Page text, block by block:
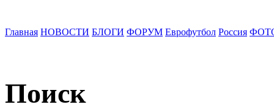
Главная НОВОСТИ БЛОГИ ФОРУМ Еврофутбол Россия
Поиск